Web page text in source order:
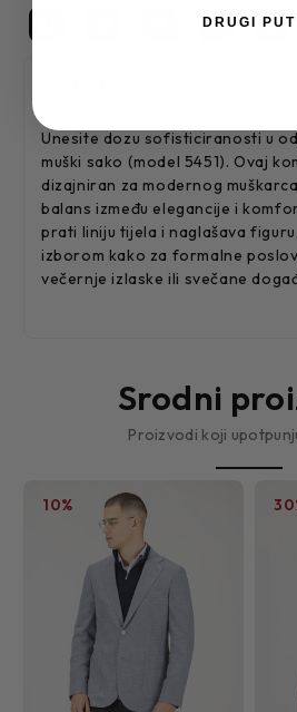
Unesite dozu sofisticiranosti u
muški sako (model 5451). Ovaj
dizajniran za modernog
balans između elegancije i
prati liniju tijela i naglašava
izborom kako za formalne
večernje izlaske ili svečane
Srodni
Proizvodi koji
10%
DRUGI PUT